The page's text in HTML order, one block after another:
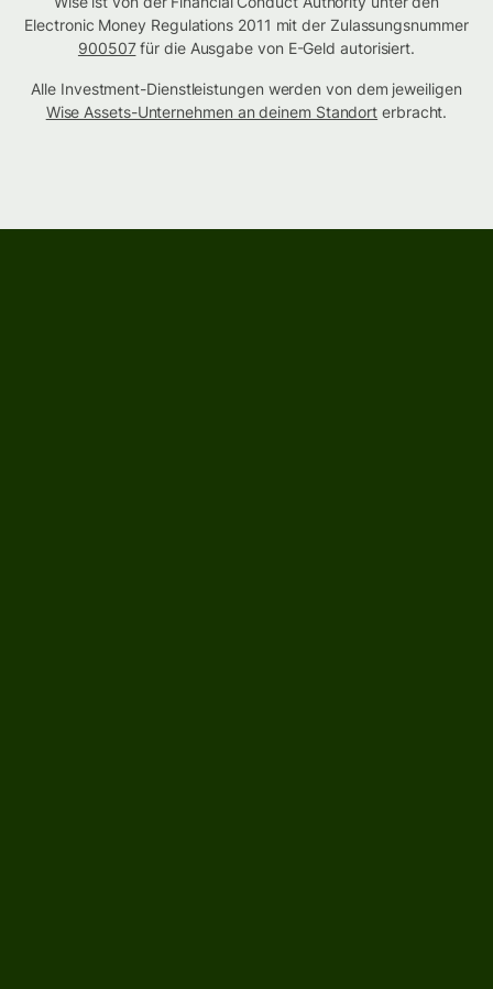
Electronic Money Regulations 2011 mit der Zulassungsnummer
900507für die Ausgabe von E-Geld autorisiert.
Alle Investment-Dienstleistungen werden von dem jeweiligen
Wise Assets-Unternehmen an deinem Standort erbracht.